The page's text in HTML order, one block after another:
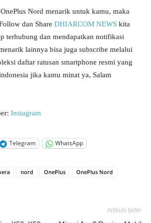
Nord menarik untuk kamu, maka
dan Share DHIARCOM NEWS kita
terhubung dan mendapatkan notifikasi
lainnya bisa juga subscribe melalui
daftar ratusan smartphone resmi yang
jika kamu minat ya, Salam
Instagram
Telegram WhatsApp
nord OnePlus
OnePlus Nord
Artikulli tjetër